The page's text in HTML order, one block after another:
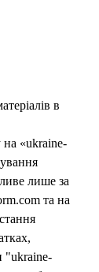
в
на «ukraine-
лише за
та на
"ukraine-